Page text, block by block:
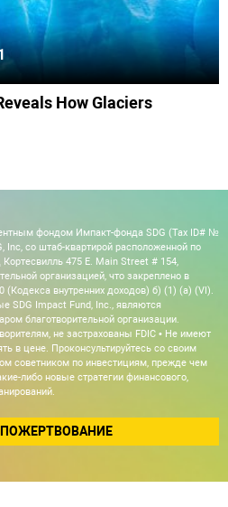
How Glaciers
фондом Импакт-фонда SDG (Tax ID# №
Inc, со штаб-квартирой расположенной по
475 E. Main Street # 154,
организацией, что закреплено в
(Кодекса внутренних доходов) б) (1) (а) (VI).
SDG Impact Fund, Inc., являются
благотворительной организации.
не застрахованы FDIC • Не имеют
в цене. Проконсультируйтесь со своим
советником по инвестициям, прежде чем
либо новые стратегии финансового,